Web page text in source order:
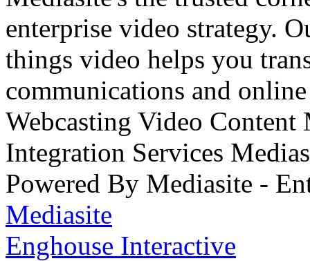
enterprise video strategy.
things video helps you
communications and
Webcasting Video
Integration Services
Powered By Mediasite -
Mediasite
Enghouse Interactive